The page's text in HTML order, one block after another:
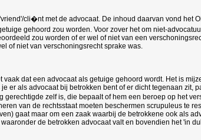
cli�nt met de advocaat. De inhoud daarvan vond het
gehoord zou worden. Voor zover het om niet-
zou worden of er wel of niet van een
of niet van verschoningsrecht sprake was.
dat een advocaat als getuige gehoord wordt. Het is
er als advocaat bij betrokken bent of er dicht tegenaan zit,
zelf is, die bepaalt of hem een beroep op het
van de rechtsstaat moeten beschermen scrupuleus te
gaat maar om een zaak waarbij de betrokkene ook als
de betrokken advocaat valt en bovendien het 'in